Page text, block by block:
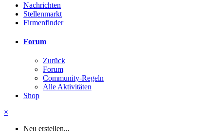
Nachrichten
Stellenmarkt
Firmenfinder
Forum
Zurück
Forum
Community-Regeln
Alle Aktivitäten
Shop
×
Neu erstellen...